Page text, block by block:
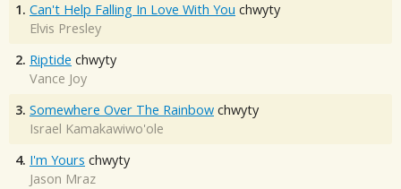
1. Can't Help Falling In Love With You chwyty
Elvis Presley
2. Riptide chwyty
Vance Joy
3. Somewhere Over The Rainbow chwyty
Israel Kamakawiwo'ole
4. I'm Yours chwyty
Jason Mraz